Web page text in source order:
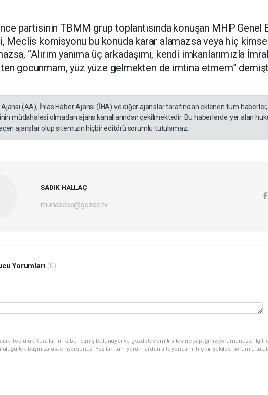
partisinin TBMM grup toplantısında konuşan MHP Genel
Meclis komisyonu bu konuda karar alamazsa veya hiç
“Alırım yanıma üç arkadaşımı, kendi imkanlarımızla
gocunmam, yüz yüze gelmekten de imtina etmem”
(AA), İhlas Haber Ajansı (İHA) ve diğer ajanslar tarafından eklenen tüm
müdahalesi olmadan ajans kanallarından çekilmektedir. Bu haberlerde yer alan
ajanslar olup sitemizin hiçbir editörü sorumlu tutulamaz.
SADIK HALLAÇ
muhasebe@gozde.tv
Yorumları (0)
Topluluk Kuralları’nı kabul etmiş bulunuyor ve gozdetv.com.tr sitesine yaptığınız yorumunuzla ilgili
tek başınıza üstleniyorsunuz. Yazılan tüm yorumlardan site yönetimi hiçbir şekilde sorumlu